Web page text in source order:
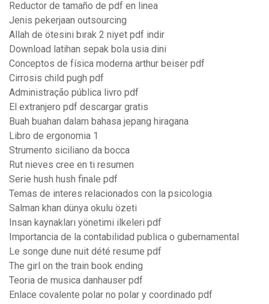
Reductor de tamaño de pdf en linea
Jenis pekerjaan outsourcing
Allah de ötesini bırak 2 niyet pdf indir
Download latihan sepak bola usia dini
Conceptos de física moderna arthur beiser pdf
Cirrosis child pugh pdf
Administração pública livro pdf
El extranjero pdf descargar gratis
Buah buahan dalam bahasa jepang hiragana
Libro de ergonomia 1
Strumento siciliano da bocca
Rut nieves cree en ti resumen
Serie hush hush finale pdf
Temas de interes relacionados con la psicologia
Salman khan dünya okulu özeti
Insan kaynakları yönetimi ilkeleri pdf
Importancia de la contabilidad publica o gubernamental
Le songe dune nuit dété resume pdf
The girl on the train book ending
Teoria de musica danhauser pdf
Enlace covalente polar no polar y coordinado pdf